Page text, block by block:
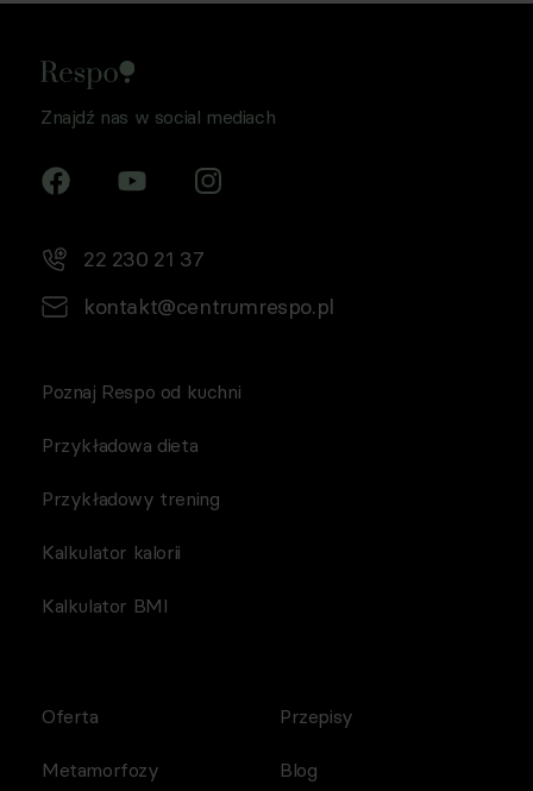
Znajdź nas w social mediach
22 230 21 37
kontakt@centrumrespo.pl
Poznaj Respo od kuchni
Przykładowa dieta
Przykładowy trening
Kalkulator kalorii
Kalkulator BMI
Oferta
Metamorfozy
Przepisy
Blog